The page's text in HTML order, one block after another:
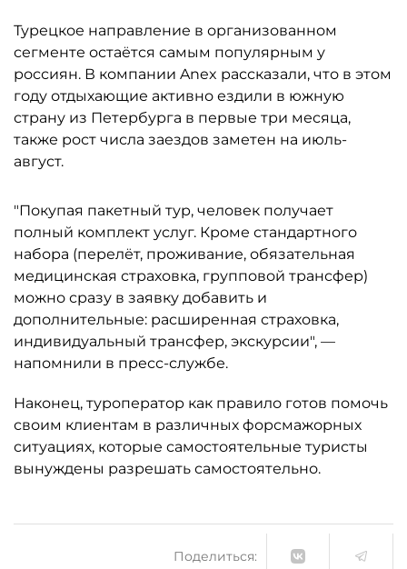
Турецкое направление в организованном
сегменте остаётся самым популярным у
россиян. В компании Anex рассказали, что в этом
году отдыхающие активно ездили в южную
страну из Петербурга в первые три месяца,
также рост числа заездов заметен на июль-
август.
"Покупая пакетный тур, человек получает
полный комплект услуг. Кроме стандартного
набора (перелёт, проживание, обязательная
медицинская страховка, групповой трансфер)
можно сразу в заявку добавить и
дополнительные: расширенная страховка,
индивидуальный трансфер, экскурсии", —
напомнили в пресс-службе.
Наконец, туроператор как правило готов помочь
своим клиентам в различных форсмажорных
ситуациях, которые самостоятельные туристы
вынуждены разрешать самостоятельно.
Поделиться: